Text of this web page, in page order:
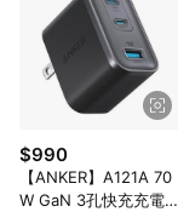
$990
【ANKER】A121A 70
W GaN 3孔快充充電器